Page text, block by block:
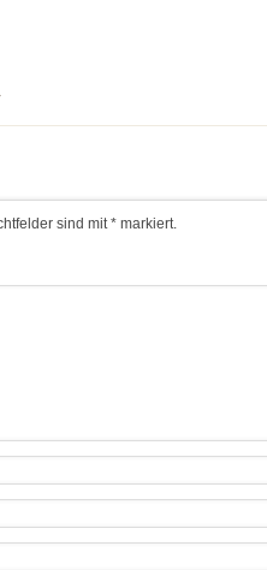
sind mit * markiert.